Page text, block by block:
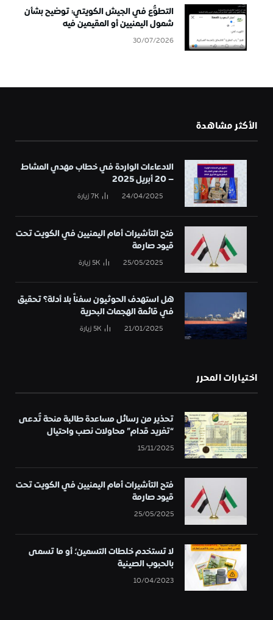
التطوُّع في الجيش الكويتي: توضيح بشأن
شمول اليمنيين أو المقيمين فيه
30/07/2026
الأكثر مشاهدة
الادعاءات الواردة في خطاب مهدي المشاط
– 20 أبريل 2025
24/04/2025
7Kزيارة
فتح التأشيرات أمام اليمنيين في الكويت تحت
قيود صارمة
25/05/2025
5Kزيارة
هل استهدف الحوثيون سفناً بلا أدلة؟ تحقيق
في قائمة الهجمات البحرية
21/01/2025
5Kزيارة
اختيارات المحرر
تحذير من رسائل مساعدة طالبة منحة تُدعى
“تغريد قدام” محاولات نصب واحتيال
15/11/2025
فتح التأشيرات أمام اليمنيين في الكويت تحت
قيود صارمة
25/05/2025
لا تستخدم خلطات التسمين؛ أو ما تسمى
بالحبوب الصينية
10/04/2023